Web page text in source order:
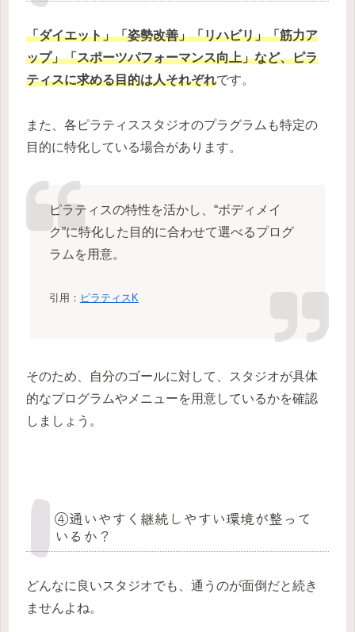
「ダイエット」「姿勢改善」「リハビリ」「筋力ア
ップ」「スポーツパフォーマンス向上」など、ピラ
ティスに求める目的は人それぞれです。
また、各ピラティススタジオのプラグラムも特定の
目的に特化している場合があります。
ピラティスの特性を活かし、“ボディメイ
ク”に特化した目的に合わせて選べるプログ
ラムを用意。
引用： ピラティスK
そのため、自分のゴールに対して、スタジオが具体
的なプログラムやメニューを用意しているかを確認
しましょう。
④通いやすく継続しやすい環境が整って
いるか？
どんなに良いスタジオでも、通うのが面倒だと続き
ませんよね。